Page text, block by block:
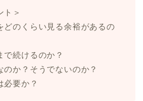
ト＞
のくらい見る余裕があるの
続けるのか？
か？そうでないのか？
要か？